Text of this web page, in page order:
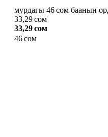
мурдагы 46 сом баанын
33,29 сом
33,29 сом
46 сом